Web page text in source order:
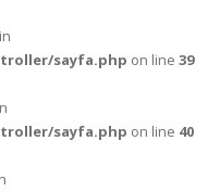
sayfa.php on line 39
sayfa.php on line 40